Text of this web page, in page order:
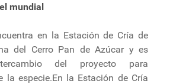
mundial
en la Estación de Cría de
del Cerro Pan de Azúcar y es
del proyecto para
la especie.En la Estación de Cría